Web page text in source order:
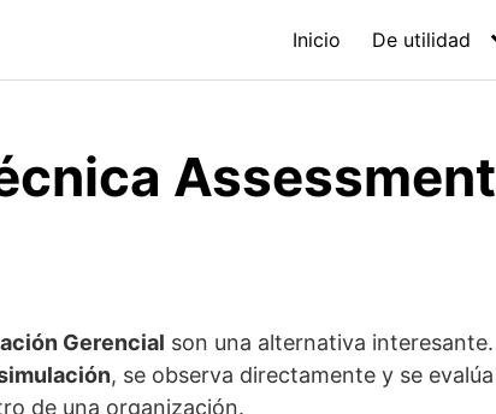
Inicio De utilidad
Assessment
Gerencial son una alternativa interesante.
, se observa directamente y se evalúa
de una organización.